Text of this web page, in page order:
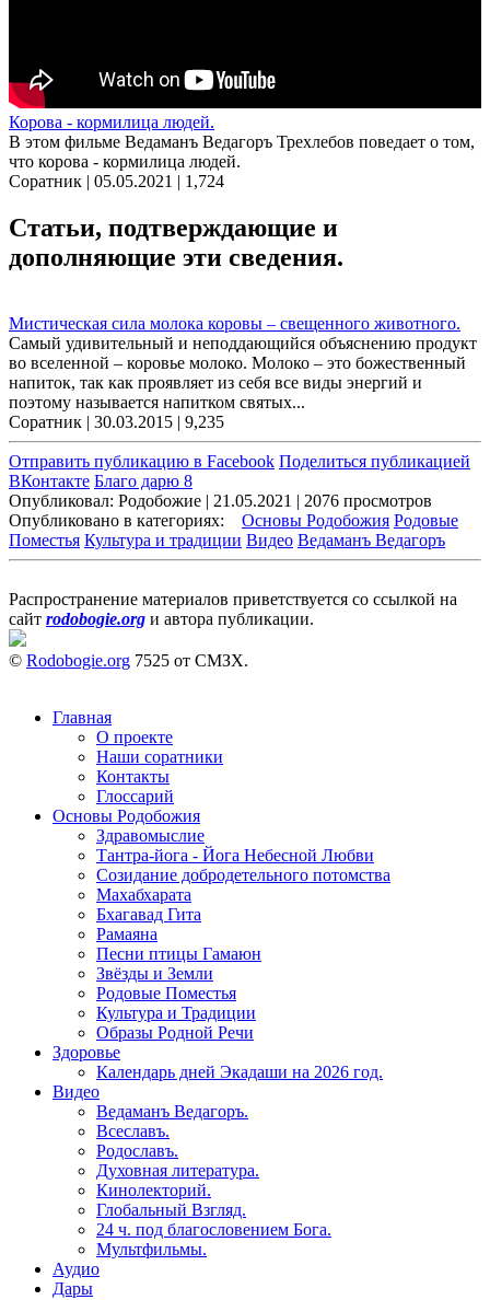
Корова - кормилица людей.
В этом фильме Ведаманъ Ведагоръ Треxлебов поведает о том,
что корова - кормилица людей.
Соратник | 05.05.2021 | 1,724
Статьи, подтверждающие и
дополняющие эти сведения.
Мистическая сила молока коровы – свещенного животного.
Самый удивительный и неподдающийся объяснению продукт
во вселенной – коровье молоко. Молоко – это божественный
напиток, так как проявляет из себя все виды энергий и
поэтому называется напитком святых...
Соратник | 30.03.2015 | 9,235
Отправить публикацию в Facebook Поделиться публикацией
ВКонтакте Благо дарю 8
Опубликовал: Родобожие | 21.05.2021 | 2076 просмотров
Опубликовано в категориях: Основы Родобожия Родовые
Поместья Культура и традиции Видео Ведаманъ Ведагоръ
Распространение материалов приветствуется со ссылкой на
сайт rodobogie.org и автора публикации.
© Rodobogie.org 7525 от СМЗХ.
Главная
О проекте
Наши соратники
Контакты
Глоссарий
Основы Родобожия
Здравомыслие
Тантра-йога - Йога Небесной Любви
Созидание добродетельного потомства
Махабхарата
Бхагавад Гита
Рамаяна
Песни птицы Гамаюн
Звёзды и Земли
Родовые Поместья
Культура и Традиции
Образы Родной Речи
Здоровье
Календарь дней Экадаши на 2026 год.
Видео
Ведаманъ Ведагоръ.
Всеславъ.
Родославъ.
Духовная литература.
Кинолекторий.
Глобальный Взгляд.
24 ч. под благословением Бога.
Мультфильмы.
Аудио
Дары